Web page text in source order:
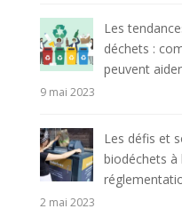
Les
déchets :
peuvent aider
9 mai 2023
Les défis et
biodéchets à
2 mai 2023